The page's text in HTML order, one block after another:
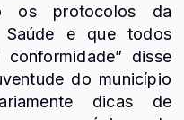
os protocolos da
Saúde e que todos
disse
do município
dicas de